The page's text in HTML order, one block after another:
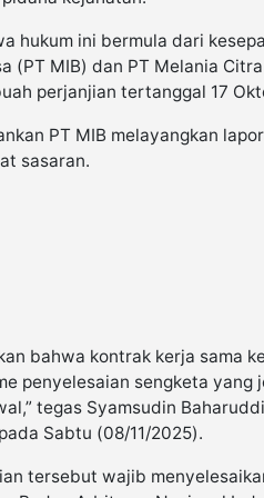
hukum ini bermula dari
(PT MIB) dan PT Melania
perjanjian tertanggal 17
PT MIB melayangkan
sasaran.
bahwa kontrak kerja sama
penyelesaian sengketa yang
tegas Syamsudin
Sabtu (08/11/2025).
tersebut wajib